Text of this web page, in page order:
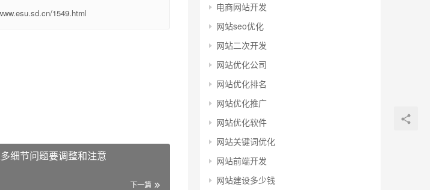
1549.html
细节问题要调整和注意
下一篇
电商网站开发
网站seo优化
网站二次开发
网站优化公司
网站优化排名
网站优化推广
网站优化软件
网站关键词优化
网站前端开发
网站建设多少钱